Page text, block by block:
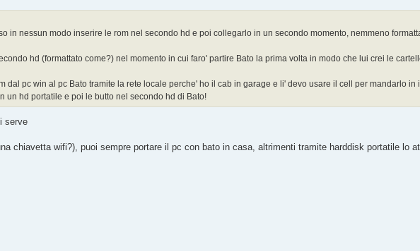
in nessun modo inserire le rom nel secondo hd e poi collegarlo in un secondo momento, nemmeno
hd (formattato come?) nel momento in cui faro' partire Bato la prima volta in modo che lui crei le
dal pc win al pc Bato tramite la rete locale perche' ho il cab in garage e li' devo usare il cell per mandarlo
un hd portatile e poi le butto nel secondo hd di Bato!
serve
chiavetta wifi?), puoi sempre portare il pc con bato in casa, altrimenti tramite harddisk portatile lo